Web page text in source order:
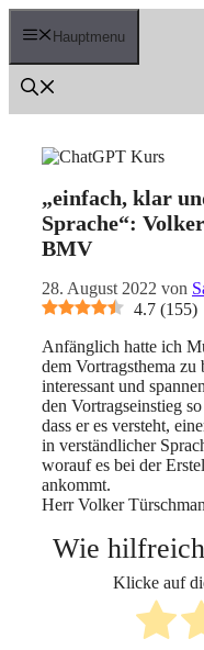
Zum
Inhalt Hauptmenu
„einfach, klar
Sprache“:
BMV
28. August 2022 von
4.7 (155)
Anfänglich hatte ich
dem Vortragsthema
interessant und
den Vortragseinstieg
dass er es versteht,
in verständlicher
worauf es bei der
ankommt.
Herr Volker
Wie
Klicke auf